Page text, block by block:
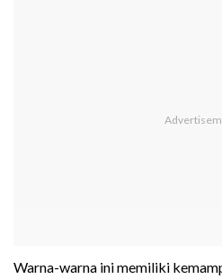
Warna-warna ini memiliki